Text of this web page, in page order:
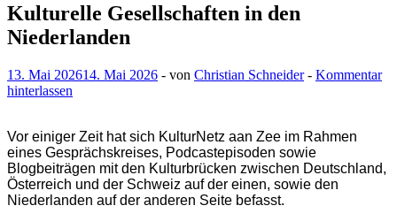
Kulturelle Gesellschaften in den
Niederlanden
13. Mai 202614. Mai 2026 - von Christian Schneider- Kommentar
hinterlassen
Vor einiger Zeit hat sich KulturNetz aan Zee im Rahmen
eines Gesprächskreises, Podcastepisoden sowie
Blogbeiträgen mit den Kulturbrücken zwischen Deutschland,
Österreich und der Schweiz auf der einen, sowie den
Niederlanden auf der anderen Seite befasst.